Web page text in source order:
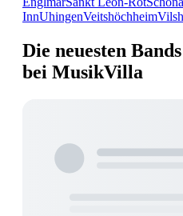
InnUhingenVeitshöchheim
Die neuesten
bei MusikVilla